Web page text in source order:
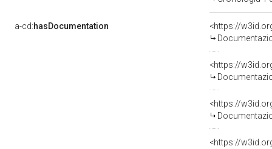
a-cd:hasDocumentation